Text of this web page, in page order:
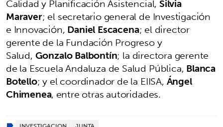
Maraver; el secretario general de Investigación
e Innovación,Daniel Escacena; el director
gerente de la Fundación Progreso y
Salud,Gonzalo Balbontín; la directora gerente
de la Escuela Andaluza de Salud Pública,Blanca
Botello; y el coordinador de la EIISA,Ángel
Chimenea, entre otras autoridades.